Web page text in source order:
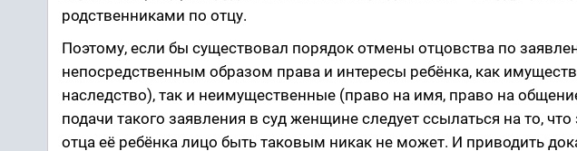
родственниками по отцу.
Поэтому, если бы существовал порядок отмены отцовства по
непосредственным образом права и интересы ребёнка, как
наследство), так и неимущественные (право на имя, право на
подачи такого заявления в суд женщине следует ссылаться на то,
отца её ребёнка лицо быть таковым никак не может. И приводить